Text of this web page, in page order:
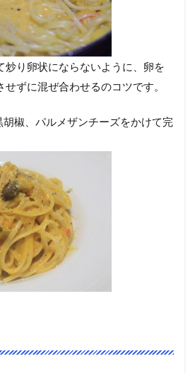
り卵状にならないように、卵を
ずに混ぜ合わせるのコツです。
椒、パルメザンチーズをかけて完